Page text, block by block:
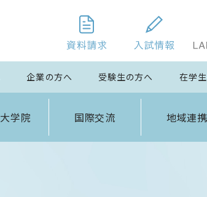
企業の方へ 受験生の方へ 在学
学院 国際交流 地域連携